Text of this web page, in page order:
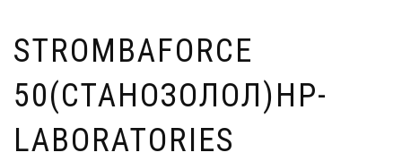
STROMBAFORCE
50(СТАНОЗОЛОЛ)HP-
LABORATORIES